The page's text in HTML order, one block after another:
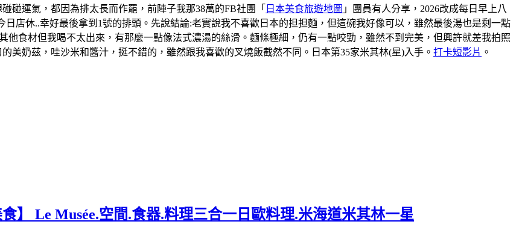
碰運氣，都因為排太長而作罷，前陣子我那38萬的FB社團「 日本美食旅遊地圖 」團員有人分享，2026改成每日早上八
店休..幸好最後拿到1號的排頭。先說結論:老實說我不喜歡日本的担担麵，但這碗我好像可以，雖然最後湯也是剩一點
食材但我喝不太出來，有那麼一點像法式濃湯的絲滑。麵條極細，仍有一點咬勁，雖然不到完美，但興許就差我拍照
美奶茲，哇沙米和醬汁，挺不錯的，雖然跟我喜歡的叉燒飯截然不同。日本第35家米其林(星)入手。 打卡短影片 。
】 Le Musée.空間.食器.料理三合一日歐料理.米海道米其林一星